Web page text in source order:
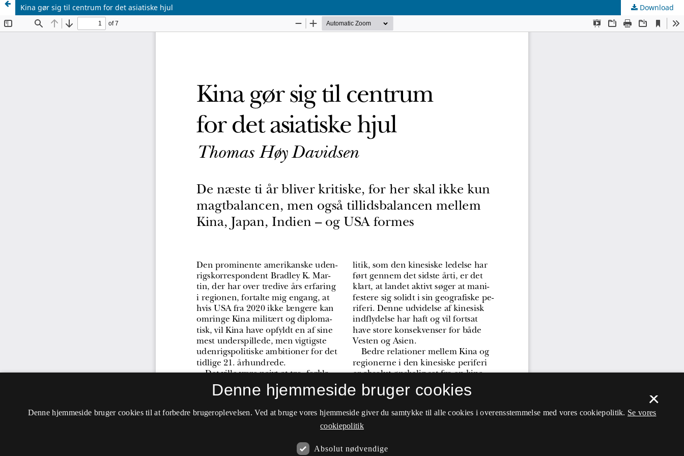
Kina gør sig til centrum for det asiatiske hjul Download
×
Denne hjemmeside bruger cookies
Denne hjemmeside bruger cookies til at forbedre brugeroplevelsen. Ved at bruge vores hjemmeside giver du samtykke til alle cookies i overensstemmelse med vores cookiepolitik. Se vores
cookiepolitik
Absolut nødvendige